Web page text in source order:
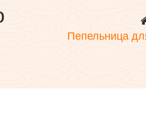
Пепельница